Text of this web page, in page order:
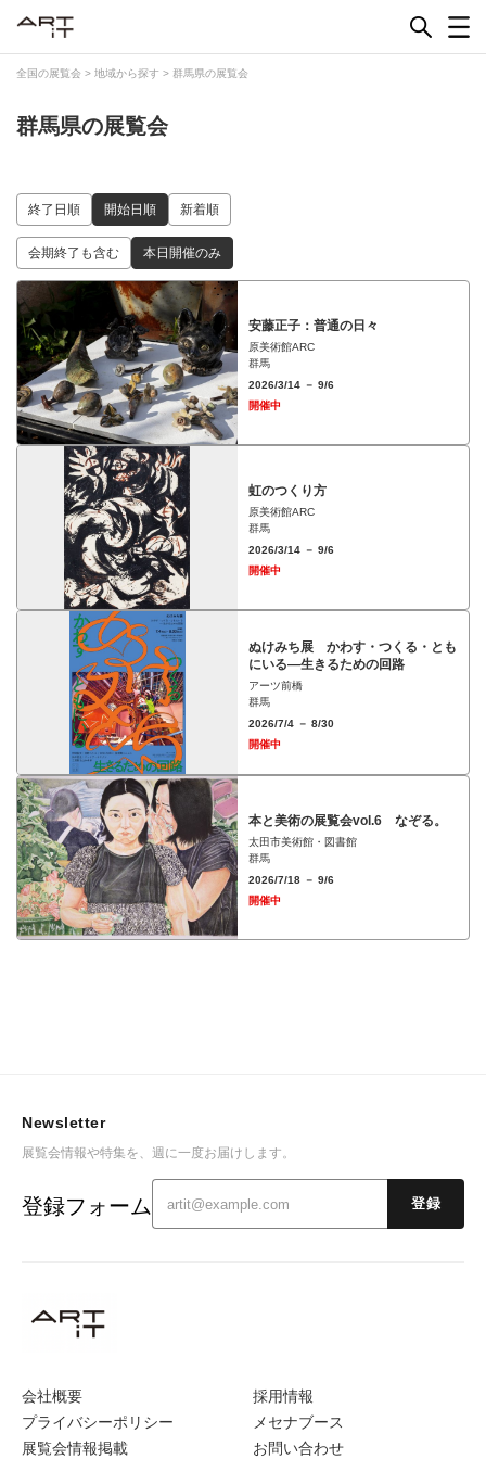
全国の展覧会 > 地域から探す > 群馬県の展覧会
群馬県の展覧会
終了日順 開始日順 新着順
会期終了も含む 本日開催のみ
安藤正子：普通の日々
原美術館ARC
群馬
2026/3/14 － 9/6
開催中
虹のつくり方
原美術館ARC
群馬
2026/3/14 － 9/6
開催中
ぬけみち展 かわす・つくる・とも
にいる―生きるための回路
アーツ前橋
群馬
2026/7/4 － 8/30
開催中
本と美術の展覧会vol.6 なぞる。
太田市美術館・図書館
群馬
2026/7/18 － 9/6
開催中
会社概要
プライバシーポリシー
展覧会情報掲載
採用情報
メセナブース
お問い合わせ
Newsletter
展覧会情報や特集を、週に一度お届けします。
登録フォーム 登録